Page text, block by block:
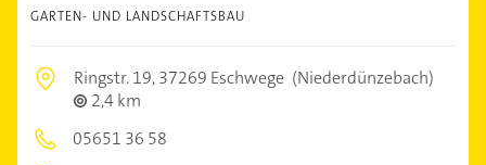
GARTEN- UND LANDSCHAFTSBAU
Ringstr. 19,37269 Eschwege (Niederdünzebach)
2,4 km
05651 36 58